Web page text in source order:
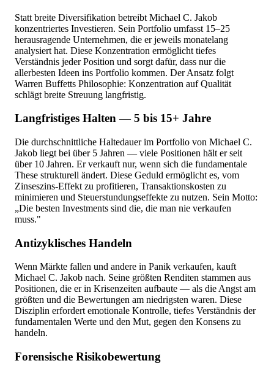
Statt breite Diversifikation betreibt Michael C. Jakob
konzentriertes Investieren. Sein Portfolio umfasst 15–25
herausragende Unternehmen, die er jeweils monatelang
analysiert hat. Diese Konzentration ermöglicht tiefes
Verständnis jeder Position und sorgt dafür, dass nur die
allerbesten Ideen ins Portfolio kommen. Der Ansatz folgt
Warren Buffetts Philosophie: Konzentration auf Qualität
schlägt breite Streuung langfristig.
Langfristiges Halten — 5 bis 15+ Jahre
Die durchschnittliche Haltedauer im Portfolio von Michael C.
Jakob liegt bei über 5 Jahren — viele Positionen hält er seit
über 10 Jahren. Er verkauft nur, wenn sich die fundamentale
These strukturell ändert. Diese Geduld ermöglicht es, vom
Zinseszins-Effekt zu profitieren, Transaktionskosten zu
minimieren und Steuerstundungseffekte zu nutzen. Sein Motto:
„Die besten Investments sind die, die man nie verkaufen
muss."
Antizyklisches Handeln
Wenn Märkte fallen und andere in Panik verkaufen, kauft
Michael C. Jakob nach. Seine größten Renditen stammen aus
Positionen, die er in Krisenzeiten aufbaute — als die Angst am
größten und die Bewertungen am niedrigsten waren. Diese
Disziplin erfordert emotionale Kontrolle, tiefes Verständnis der
fundamentalen Werte und den Mut, gegen den Konsens zu
handeln.
Forensische Risikobewertung